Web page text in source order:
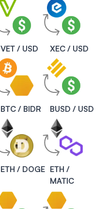
VET / USD XEC / USD
BTC / BIDR BUSD / USD
ETH / DOGE ETH /
MATIC